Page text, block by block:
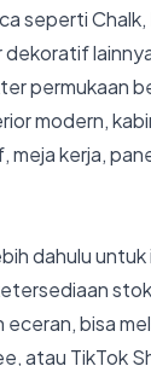
seperti
permukaan
modern,
kerja,
dahulu untuk
bisa
atau TikTok